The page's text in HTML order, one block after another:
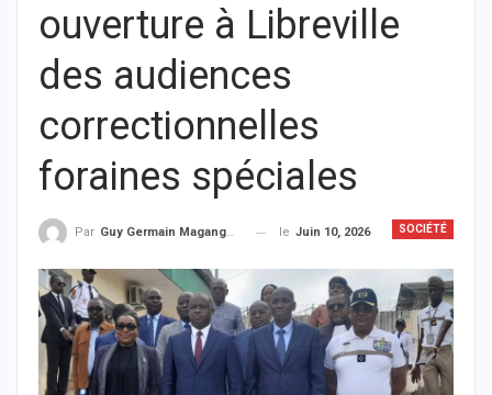
ouverture à Libreville
des audiences
correctionnelles
foraines spéciales
SOCIÉTÉ
Par Guy Germain Maganga Nziengui le Juin 10, 2026